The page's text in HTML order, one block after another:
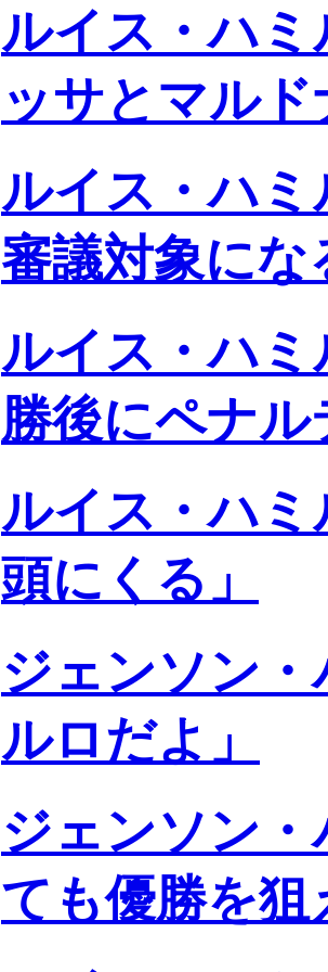
ルイス・ハ
ッサとマル
ルイス・ハ
審議対象に
ルイス・ハミ
勝後にペナル
ルイス・ハ
頭にくる」
ジェンソン
ルロだよ」
ジェンソン
ても優勝を狙